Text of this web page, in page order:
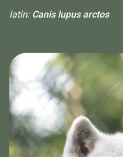
latin: Canis lupus arctos